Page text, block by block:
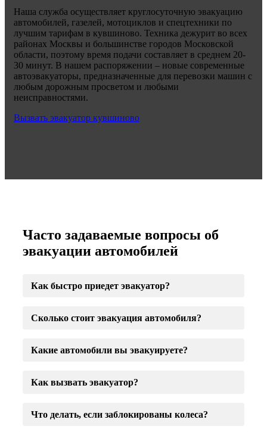
Наша служба осуществляет круглосуточную эвакуацию
автомобилей, газелей, мотоциклов и спецтехники по
лучшим тарифам в кувшиново. Техника дежурит во всех
районах Москвы и большинстве городов Московской
области, поэтому время подачи составляет в среднем 20-
30 минут. В нашем распоряжении – новые современные
автоэвакуаторы, предназначенные для перевозки машин с
любым дорожным просветом и любыми
неисправностями.
Вызвать эвакуатор кувшиново
Часто задаваемые вопросы об
эвакуации автомобилей
Как быстро приедет эвакуатор?
Сколько стоит эвакуация автомобиля?
Какие автомобили вы эвакуируете?
Как вызвать эвакуатор?
Что делать, если заблокированы колеса?